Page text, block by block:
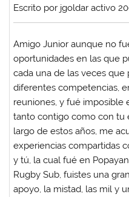
Escrito por jgoldar activo
Amigo Junior aunque no
oportunidades en las que
cada una de las veces
diferentes competencias,
reuniones, y fué imposible
tanto contigo como con tu
largo de estos años, me
experiencias compartidas
y tú, la cual fué en
Rugby Sub, fuistes una
apoyo, la mistad, las mil y